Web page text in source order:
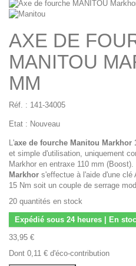
AXE DE
MANITOU
MM
Réf. : 141-34005
Etat : Nouveau
L'axe de fourche Manitou Markhor
et simple d'utilisation, uniquement
Markhor en entraxe 110 mm
Markhor s'effectue à l'aide d'une
15 Nm soit un couple de serrage
20 quantités en stock
Expédié sous 24 heures | En
33,95 €
Dont 0,11 € d'éco-contribution